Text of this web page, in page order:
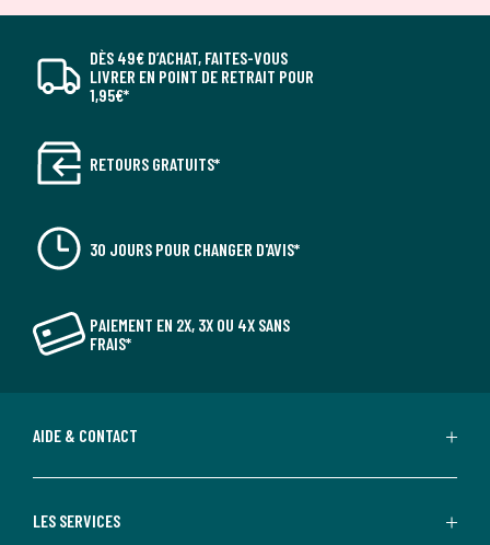
DÈS 49€ D’ACHAT, FAITES-VOUS
LIVRER EN POINT DE RETRAIT POUR
1,95€*
RETOURS GRATUITS*
30 JOURS POUR CHANGER D'AVIS*
PAIEMENT EN 2X, 3X OU 4X SANS
FRAIS*
AIDE & CONTACT
LES SERVICES